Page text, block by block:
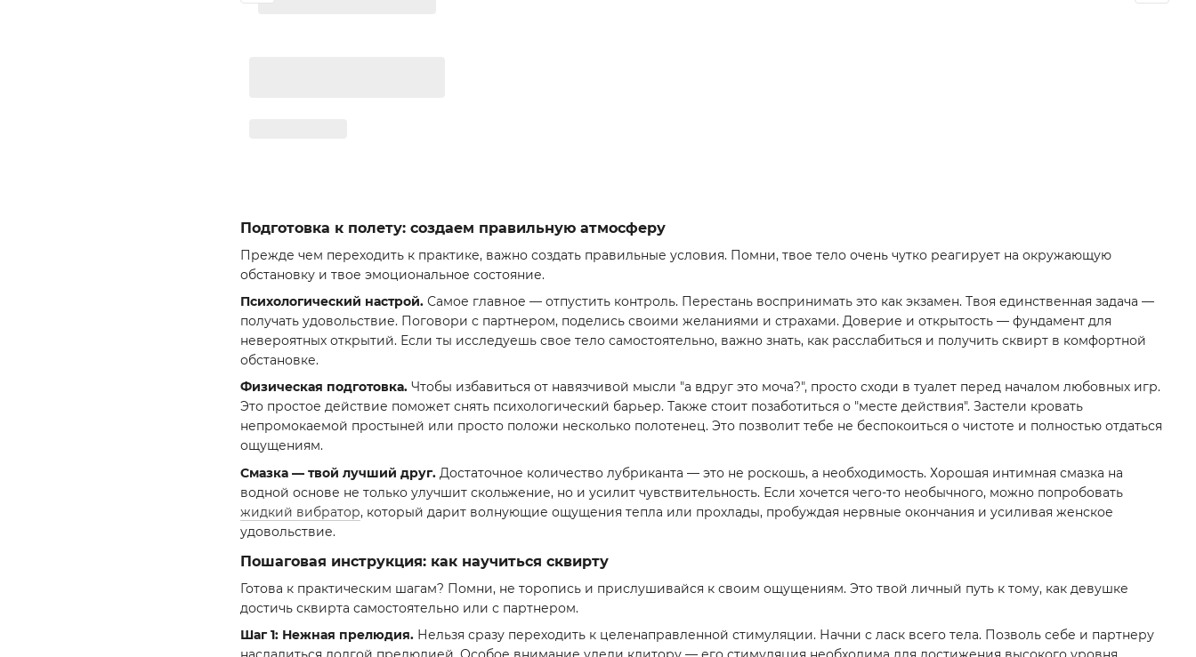
Подготовка к полету: создаем правильную атмосферу
Прежде чем переходить к практике, важно создать правильные условия. Помни, твое тело очень чутко реагирует на окружающую
обстановку и твое эмоциональное состояние.
Психологический настрой. Самое главное — отпустить контроль. Перестань воспринимать это как экзамен. Твоя единственная задача —
получать удовольствие. Поговори с партнером, поделись своими желаниями и страхами. Доверие и открытость — фундамент для
невероятных открытий. Если ты исследуешь свое тело самостоятельно, важно знать, как расслабиться и получить сквирт в комфортной
обстановке.
Физическая подготовка. Чтобы избавиться от навязчивой мысли "а вдруг это моча?", просто сходи в туалет перед началом любовных игр.
Это простое действие поможет снять психологический барьер. Также стоит позаботиться о "месте действия". Застели кровать
непромокаемой простыней или просто положи несколько полотенец. Это позволит тебе не беспокоиться о чистоте и полностью отдаться
ощущениям.
Смазка — твой лучший друг. Достаточное количество лубриканта — это не роскошь, а необходимость. Хорошая интимная смазка на
водной основе не только улучшит скольжение, но и усилит чувствительность. Если хочется чего-то необычного, можно попробовать
жидкий вибратор, который дарит волнующие ощущения тепла или прохлады, пробуждая нервные окончания и усиливая женское
удовольствие.
Пошаговая инструкция: как научиться сквирту
Готова к практическим шагам? Помни, не торопись и прислушивайся к своим ощущениям. Это твой личный путь к тому, как девушке
достичь сквирта самостоятельно или с партнером.
Шаг 1: Нежная прелюдия. Нельзя сразу переходить к целенаправленной стимуляции. Начни с ласк всего тела. Позволь себе и партнеру